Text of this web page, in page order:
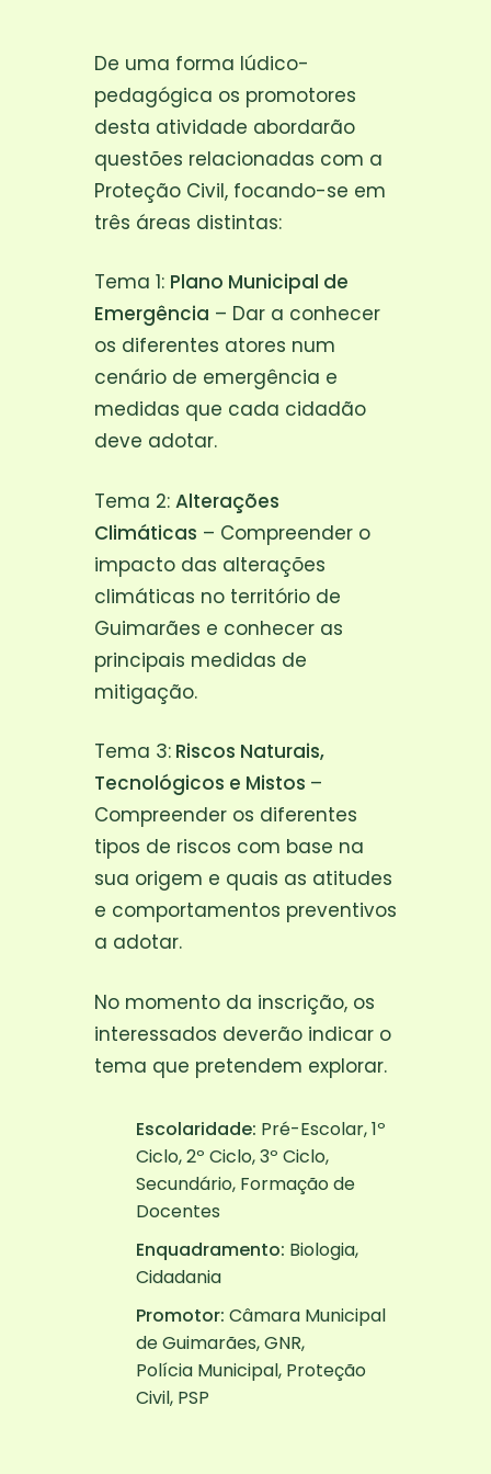
De uma forma lúdico-
pedagógica os promotores
desta atividade abordarão
questões relacionadas com a
Proteção Civil, focando-se em
três áreas distintas:
Tema 1: Plano Municipal de
Emergência – Dar a conhecer
os diferentes atores num
cenário de emergência e
medidas que cada cidadão
deve adotar.
Tema 2: Alterações
Climáticas – Compreender o
impacto das alterações
climáticas no território de
Guimarães e conhecer as
principais medidas de
mitigação.
Tema 3:Riscos Naturais,
Tecnológicos e Mistos –
Compreender os diferentes
tipos de riscos com base na
sua origem e quais as atitudes
e comportamentos preventivos
a adotar.
No momento da inscrição, os
interessados deverão indicar o
tema que pretendem explorar.
Escolaridade: Pré-Escolar, 1º
Ciclo, 2º Ciclo, 3º Ciclo,
Secundário, Formação de
Docentes
Enquadramento: Biologia,
Cidadania
Promotor: Câmara Municipal
de Guimarães, GNR,
Polícia Municipal, Proteção
Civil, PSP